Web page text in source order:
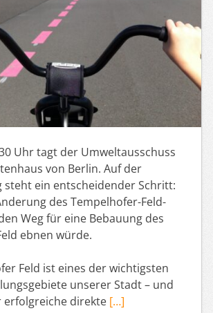
Uhr tagt der Umweltausschuss
von Berlin. Auf der
steht ein entscheidender Schritt:
des Tempelhofer-Feld-
Weg für eine Bebauung des
ebnen würde.
Feld ist eines der wichtigsten
unserer Stadt – und
erfolgreiche direkte […]